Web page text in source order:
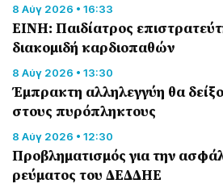
8 Αύγ 2026 • 16:33
ΕΙΝΗ: Παιδίατρος
διακομιδή καρδιοπαθών
8 Αύγ 2026 • 13:30
Έμπρακτη αλληλεγγύη θα
στους πυρόπληκτους
8 Αύγ 2026 • 12:30
Προβληματισμός για την
ρεύματος του ΔΕΔΔΗΕ